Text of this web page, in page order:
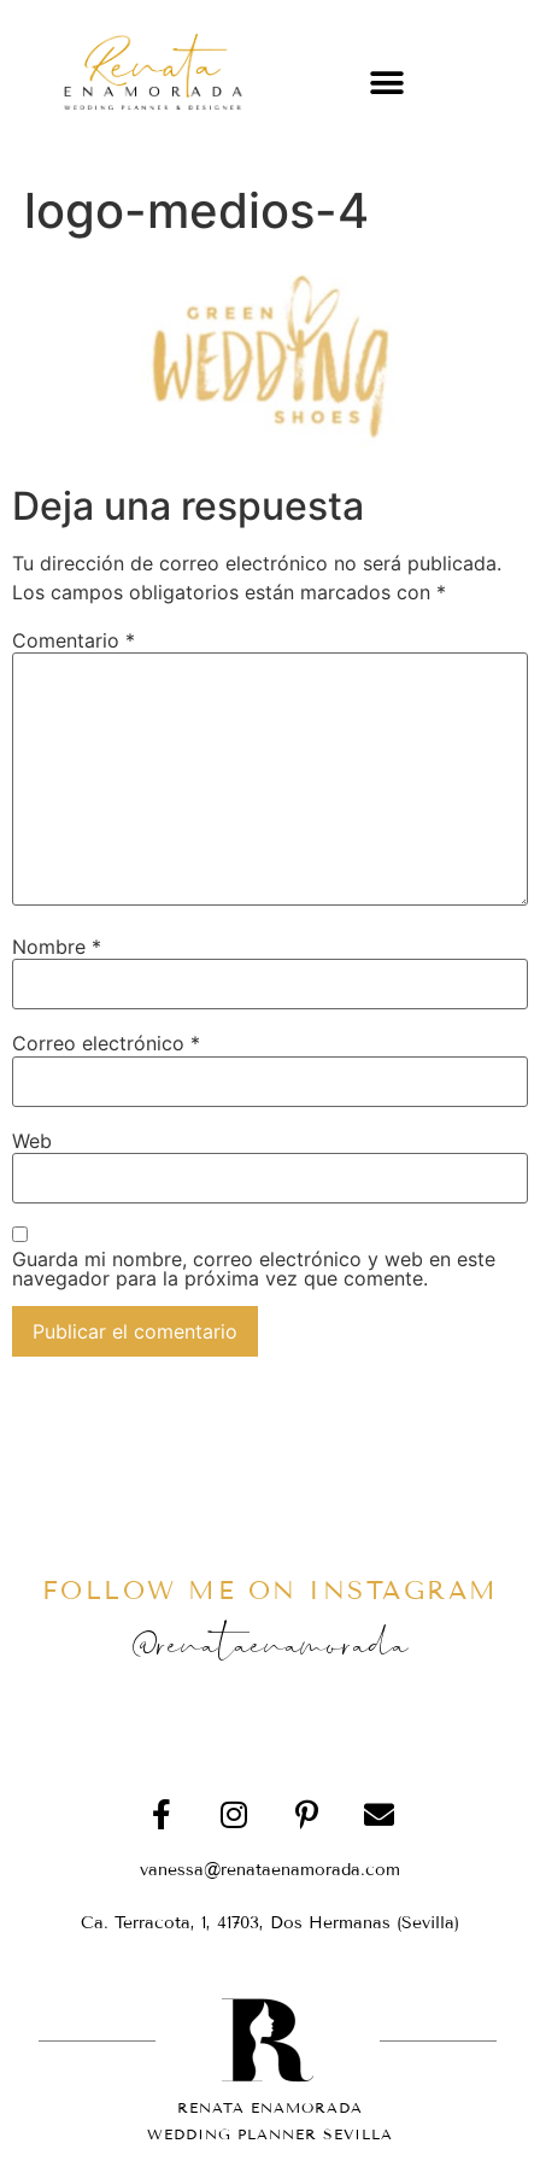
logo-medios-4
Deja una respuesta
Tu dirección de correo electrónico no será publicada.
Los campos obligatorios están marcados con *
Comentario *
Nombre *
Correo electrónico *
Web
Guarda mi nombre, correo electrónico y web en este
navegador para la próxima vez que comente.
FOLLOW ME ON INSTAGRAM
@renataenamorada
vanessa@renataenamorada.com
Ca. Terracota, 1, 41703, Dos Hermanas (Sevilla)
RENATA ENAMORADA
WEDDING PLANNER SEVILLA